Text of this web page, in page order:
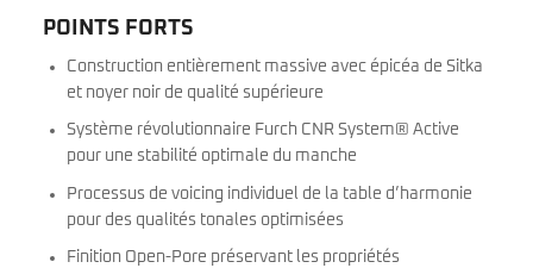
POINTS FORTS
Construction entièrement massive avec épicéa de Sitka
et noyer noir de qualité supérieure
Système révolutionnaire Furch CNR System® Active
pour une stabilité optimale du manche
Processus de voicing individuel de la table d’harmonie
pour des qualités tonales optimisées
Finition Open-Pore préservant les propriétés